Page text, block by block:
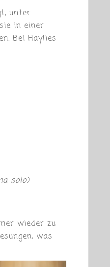
unter
in einer
Bei Haylies
solo)
wieder zu
was